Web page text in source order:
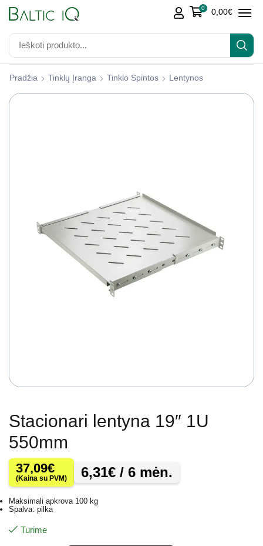
0 0,00€
Pradžia Tinklų Įranga Tinklo Spintos Lentynos
Stacionari lentyna 19″ 1U
550mm
37,09€
(Kaina su PVM) 6,31€ / 6 mėn.
Maksimali apkrova 100 kg
Spalva: pilka
Turime